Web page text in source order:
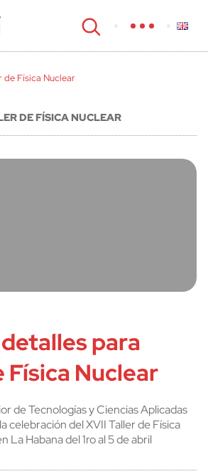
de Física Nuclear
DE FÍSICA NUCLEAR
para
Física Nuclear
de Tecnologías y Ciencias Aplicadas
celebración del XVII Taller de Física
La Habana del 1ro al 5 de abril